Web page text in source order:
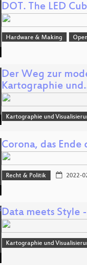
DOT. The LED
Hardware & Making
Der Weg zur
Kartographie
Kartographie und
Corona, das
Recht & Politik 2022-
Data meets Style
Kartographie und